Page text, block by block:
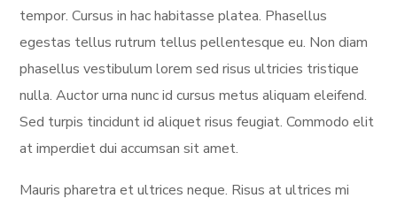
tempor. Cursus in hac habitasse platea. Phasellus
egestas tellus rutrum tellus pellentesque eu. Non diam
phasellus vestibulum lorem sed risus ultricies tristique
nulla. Auctor urna nunc id cursus metus aliquam eleifend.
Sed turpis tincidunt id aliquet risus feugiat. Commodo elit
at imperdiet dui accumsan sit amet.
Mauris pharetra et ultrices neque. Risus at ultrices mi